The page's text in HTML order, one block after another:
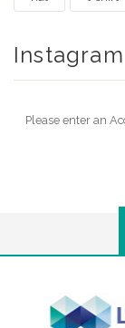
Instagram
Please enter an